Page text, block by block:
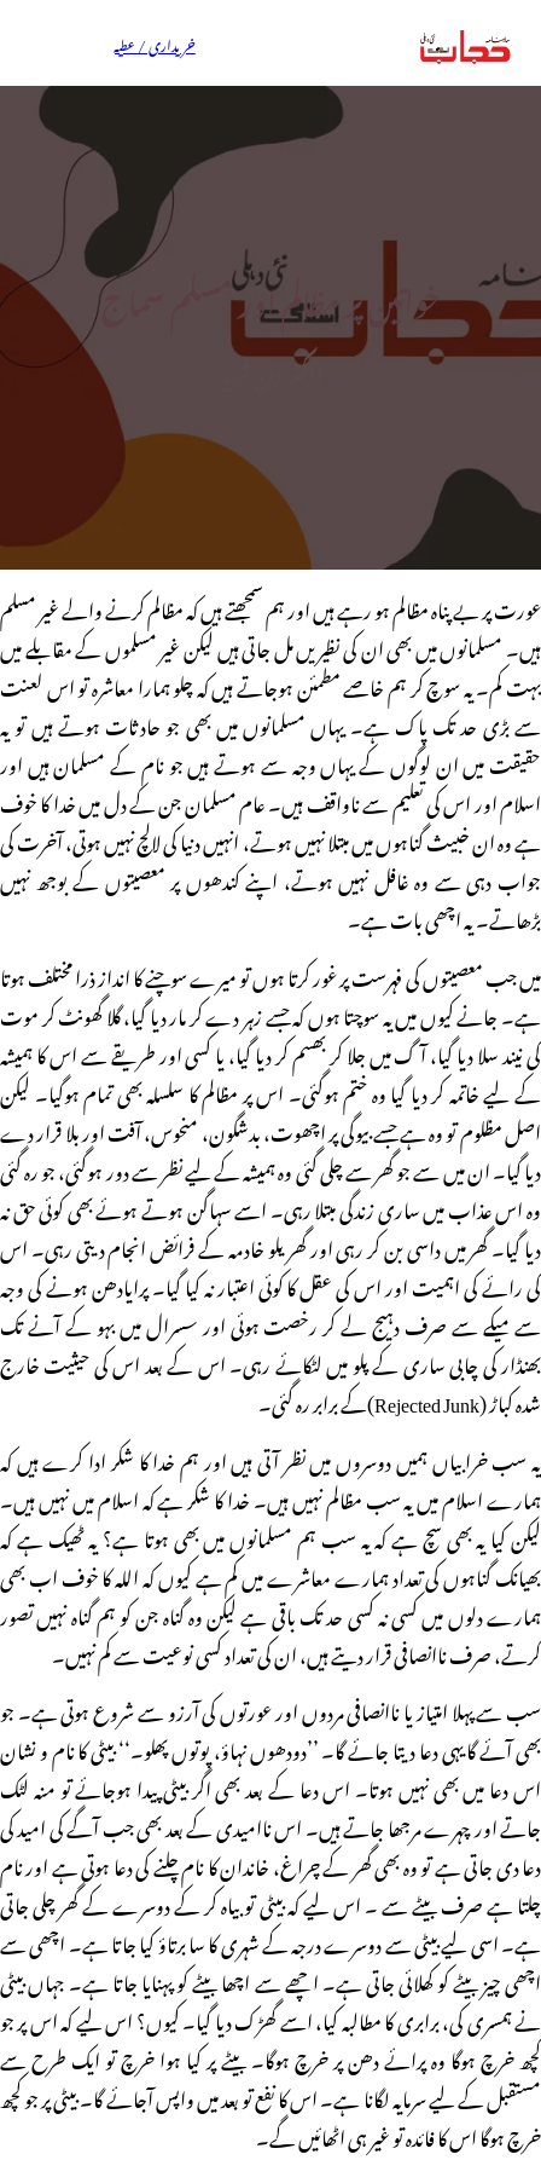
خریداری / عطیہ
خواتین پر مظالم اور مسلم سماج
ڈاکٹر ابن فرید
عورت پر بے پناہ مظالم ہو رہے ہیں اور ہم سمجھتے ہیں کہ مظالم کرنے والے غیر مسلم
ہیں۔ مسلمانوں میں بھی ان کی نظیریں مل جاتی ہیں لیکن غیر مسلموں کے مقابلے میں
بہت کم۔ یہ سوچ کر ہم خاصے مطمئن ہوجاتے ہیں کہ چلو ہمارا معاشرہ تو اس لعنت
سے بڑی حد تک پاک ہے۔ یہاں مسلمانوں میں بھی جو حادثات ہوتے ہیں تو یہ
حقیقت میں ان لوگوں کے یہاں وجہ سے ہوتے ہیں جو نام کے مسلمان ہیں اور
اسلام اور اس کی تعلیم سے ناواقف ہیں۔ عام مسلمان جن کے دل میں خدا کا خوف
ہے وہ ان خبیث گناہوں میں مبتلا نہیں ہوتے، انہیں دنیا کی لالچ نہیں ہوتی، آخرت کی
جواب دہی سے وہ غافل نہیں ہوتے، اپنے کندھوں پر معصیتوں کے بوجھ نہیں
بڑھاتے۔ یہ اچھی بات ہے۔
میں جب معصیتوں کی فہرست پر غور کرتا ہوں تو میرے سوچنے کا انداز ذرا مختلف ہوتا
ہے۔ جانے کیوں میں یہ سوچتا ہوں کہ جسے زہر دے کر مار دیا گیا، گلا گھونٹ کر موت
کی نیند سلا دیا گیا، آگ میں جلا کر بھسم کر دیا گیا، یا کسی اور طریقے سے اس کا ہمیشہ
کے لیے خاتمہ کر دیا گیا وہ ختم ہوگئی۔ اس پر مظالم کا سلسلہ بھی تمام ہوگیا۔ لیکن
اصل مظلوم تو وہ ہے جسے بیوگی پر اچھوت، بدشگون، منحوس، آفت اور بلا قرار دے
دیا گیا۔ ان میں سے جو گھر سے چلی گئی وہ ہمیشہ کے لیے نظر سے دور ہوگئی، جو رہ گئی
وہ اس عذاب میں ساری زندگی مبتلا رہی۔ اسے سہاگن ہوتے ہوئے بھی کوئی حق نہ
دیا گیا۔ گھر میں داسی بن کر رہی اور گھریلو خادمہ کے فرائض انجام دیتی رہی۔ اس
کی رائے کی اہمیت اور اس کی عقل کا کوئی اعتبار نہ کیا گیا۔ پرایادھن ہونے کی وجہ
سے میکے سے صرف دہیج لے کر رخصت ہوئی اور سسرال میں بہو کے آنے تک
بھنڈار کی چابی ساری کے پلو میں لٹکائے رہی۔ اس کے بعد اس کی حیثیت خارج
شدہ کباڑ (Rejected Junk)کے برابر رہ گئی۔
یہ سب خرابیاں ہمیں دوسروں میں نظر آتی ہیں اور ہم خدا کا شکر ادا کرے ہیں کہ
ہمارے اسلام میں یہ سب مظالم نہیں ہیں۔ خدا کا شکر ہے کہ اسلام میں نہیں ہیں۔
لیکن کیا یہ بھی سچ ہے کہ یہ سب ہم مسلمانوں میں بھی ہوتا ہے؟ یہ ٹھیک ہے کہ
بھیانک گناہوں کی تعداد ہمارے معاشرے میں کم ہے کیوں کہ اللہ کا خوف اب بھی
ہمارے دلوں میں کسی نہ کسی حد تک باقی ہے لیکن وہ گناہ جن کو ہم گناہ نہیں تصور
کرتے، صرف ناانصافی قرار دیتے ہیں، ان کی تعداد کسی نوعیت سے کم نہیں۔
سب سے پہلا امتیاز یا ناانصافی مردوں اور عورتوں کی آرزو سے شروع ہوتی ہے۔ جو
بھی آئے گا یہی دعا دیتا جائے گا۔ ’’دودھوں نہاؤ، پوتوں پھلو۔‘‘ بیٹی کا نام و نشان
اس دعا میں بھی نہیں ہوتا۔ اس دعا کے بعد بھی اگر بیٹی پیدا ہوجائے تو منہ لٹک
جاتے اور چہرے مرجھا جاتے ہیں۔ اس ناامیدی کے بعد بھی جب آگے کی امید کی
دعا دی جاتی ہے تو وہ بھی گھر کے چراغ، خاندان کا نام چلنے کی دعا ہوتی ہے اور نام
چلتا ہے صرف بیٹے سے ۔ اس لیے کہ بیٹی تو بیاہ کر کے دوسرے کے گھر چلی جاتی
ہے۔ اسی لیے بیٹی سے دوسرے درجہ کے شہری کا سا برتاؤ کیا جاتا ہے۔ اچھی سے
اچھی چیز بیٹے کو کھلائی جاتی ہے۔ اچھے سے اچھا بیٹے کو پہنایا جاتا ہے۔ جہاں بیٹی
نے ہمسری کی، برابری کا مطالبہ کیا، اسے گھڑک دیا گیا۔ کیوں؟ اس لیے کہ اس پر جو
کچھ خرچ ہوگا وہ پرائے دھن پر خرچ ہوگا۔ بیٹے پر کیا ہوا خرچ تو ایک طرح سے
مستقبل کے لیے سرمایہ لگانا ہے۔ اس کا نفع تو بعد میں واپس آجائے گا۔ بیٹی پر جو کچھ
خرچ ہوگا اس کا فائدہ تو غیر ہی اٹھائیں گے۔